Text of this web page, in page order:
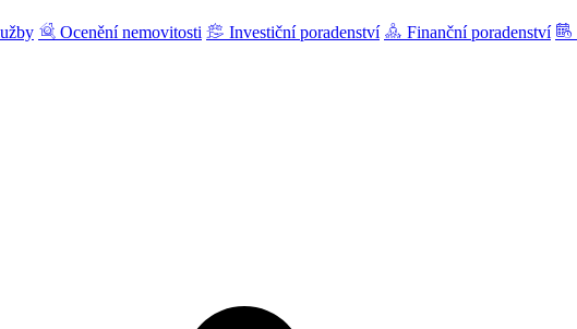
Ocenění nemovitosti Investiční poradenství Finanční poradenství